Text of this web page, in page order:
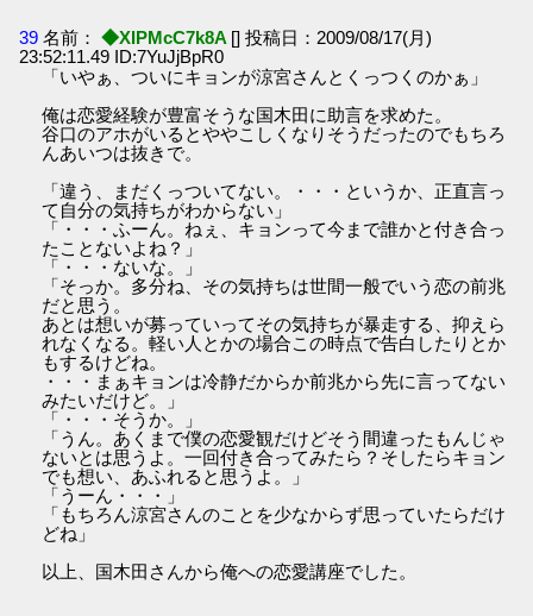
39 名前： ◆XIPMcC7k8A [] 投稿日：2009/08/17(月)
23:52:11.49 ID:7YuJjBpR0
「いやぁ、ついにキョンが涼宮さんとくっつくのかぁ」
俺は恋愛経験が豊富そうな国木田に助言を求めた。
谷口のアホがいるとややこしくなりそうだったのでもちろ
んあいつは抜きで。
「違う、まだくっついてない。・・・というか、正直言っ
て自分の気持ちがわからない」
「・・・ふーん。ねぇ、キョンって今まで誰かと付き合っ
たことないよね？」
「・・・ないな。」
「そっか。多分ね、その気持ちは世間一般でいう恋の前兆
だと思う。
あとは想いが募っていってその気持ちが暴走する、抑えら
れなくなる。軽い人とかの場合この時点で告白したりとか
もするけどね。
・・・まぁキョンは冷静だからか前兆から先に言ってない
みたいだけど。」
「・・・そうか。」
「うん。あくまで僕の恋愛観だけどそう間違ったもんじゃ
ないとは思うよ。一回付き合ってみたら？そしたらキョン
でも想い、あふれると思うよ。」
「うーん・・・」
「もちろん涼宮さんのことを少なからず思っていたらだけ
どね」
以上、国木田さんから俺への恋愛講座でした。